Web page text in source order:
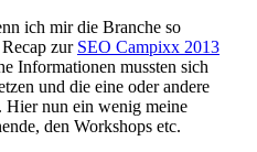
ich mir die Branche so
zur SEO Campixx 2013
Informationen mussten sich
und die eine oder andere
Hier nun ein wenig meine
den Workshops etc.